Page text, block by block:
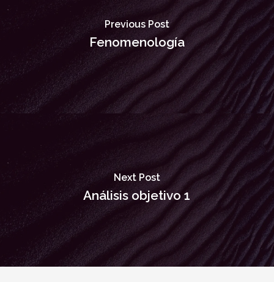
Previous Post
Fenomenología
Next Post
Análisis objetivo 1